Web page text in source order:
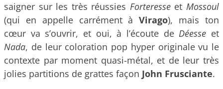
saigner sur les très réussies ForteresseetMossoul
(qui en appelle carrément àVirago), mais ton
cœur va s’ouvrir, et oui, à l’écoute deDéesse et
Nada, de leur coloration pop hyper originale vu le
contexte par moment quasi-métal, et de leur très
jolies partitions de grattes façon John Frusciante.